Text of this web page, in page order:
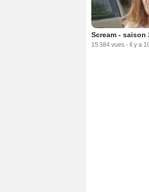
Scream - saison
15 384 vues - Il y a